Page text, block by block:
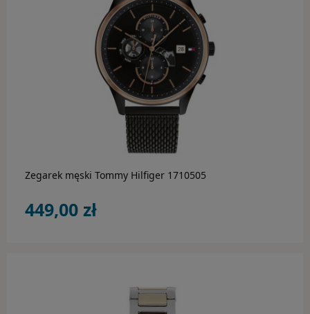
Guess Factory
Guess by Marciano
Jimmy Choo
Inne marki
Guess
Hugo Boss
Zegarek męski Tommy Hilfiger 1710505
449,00 zł
do koszyka